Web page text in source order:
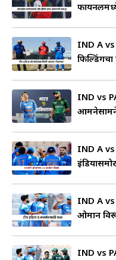
IND A vs
फिल्डिंगचा
IND vs
IND A
IND A vs
ओमान
IND vs